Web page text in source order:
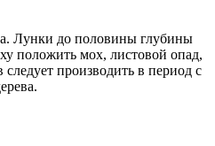
Лунки до половины глубины
положить мох, листовой опад,
производить в период с